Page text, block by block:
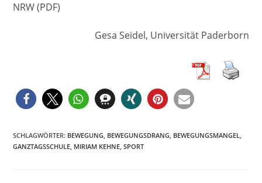
NRW (PDF)
Gesa Seidel, Universität Paderborn
SCHLAGWÖRTER: BEWEGUNG, BEWEGUNGSDRANG, BEWEGUNGSMANGEL,
GANZTAGSSCHULE, MIRIAM KEHNE, SPORT